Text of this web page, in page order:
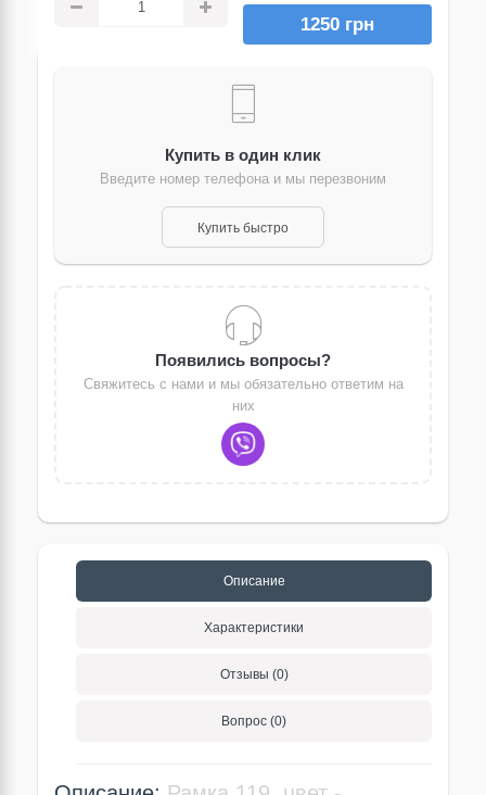
1250 грн
Купить в один клик
Введите номер телефона и мы перезвоним
Купить быстро
Появились вопросы?
Свяжитесь с нами и мы обязательно ответим на
них
Описание
Характеристики
Отзывы (0)
Вопрос (0)